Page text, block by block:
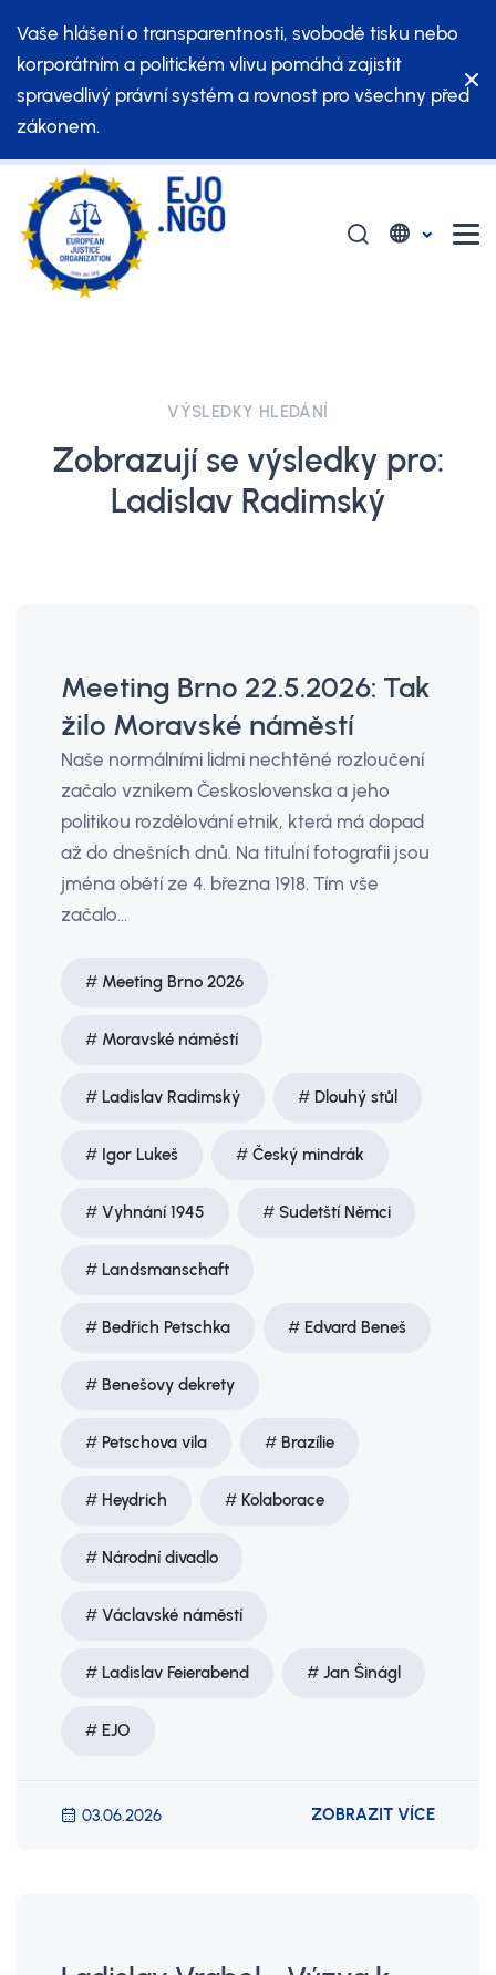
Vaše hlášení o transparentnosti, svobodě tisku nebo
korporátním a politickém vlivu pomáhá zajistit
spravedlivý právní systém a rovnost pro všechny před
zákonem.
VÝSLEDKY HLEDÁNÍ
Zobrazují se výsledky pro:
Ladislav Radimský
Meeting Brno 22.5.2026: Tak
žilo Moravské náměstí
Naše normálními lidmi nechtěné rozloučení
začalo vznikem Československa a jeho
politikou rozdělování etnik, která má dopad
až do dnešních dnů. Na titulní fotografii jsou
jména obětí ze 4. března 1918. Tím vše
začalo…
Meeting Brno 2026
Moravské náměstí
Ladislav Radimský Dlouhý stůl
Igor Lukeš Český mindrák
Vyhnání 1945 Sudetští Němci
Landsmanschaft
Bedřich Petschka Edvard Beneš
Benešovy dekrety
Petschova vila Brazílie
Heydrich Kolaborace
Národní divadlo
Václavské náměstí
Ladislav Feierabend Jan Šinágl
EJO
03.06.2026 ZOBRAZIT VÍCE